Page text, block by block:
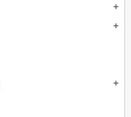
add
add
add